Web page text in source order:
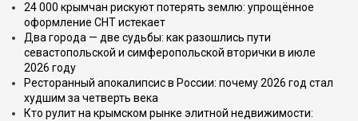
24 000 крымчан рискуют потерять землю: упрощённое
оформление СНТ истекает
Два города — две судьбы: как разошлись пути
севастопольской и симферопольской вторички в июле
2026 году
Ресторанный апокалипсис в России: почему 2026 год стал
худшим за четверть века
Кто рулит на крымском рынке элитной недвижимости: